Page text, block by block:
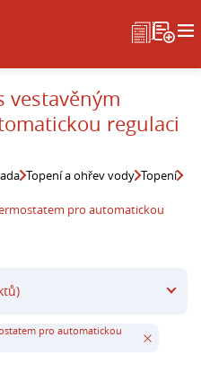
vestavěným
regulaci
Topení a ohřev vody Topení
pro automatickou
pro automatickou